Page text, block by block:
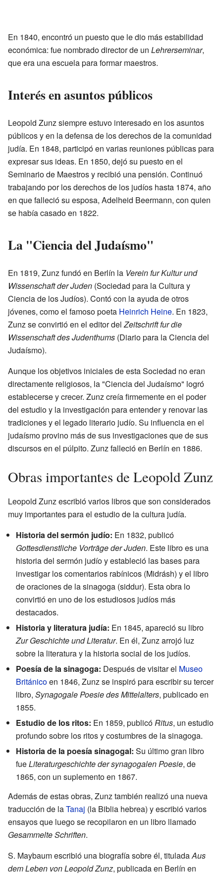
En 1840, encontró un puesto que le dio más estabilidad
económica: fue nombrado director de un Lehrerseminar,
que era una escuela para formar maestros.
Interés en asuntos públicos
Leopold Zunz siempre estuvo interesado en los asuntos
públicos y en la defensa de los derechos de la comunidad
judía. En 1848, participó en varias reuniones públicas para
expresar sus ideas. En 1850, dejó su puesto en el
Seminario de Maestros y recibió una pensión. Continuó
trabajando por los derechos de los judíos hasta 1874, año
en que falleció su esposa, Adelheid Beermann, con quien
se había casado en 1822.
La "Ciencia del Judaísmo"
En 1819, Zunz fundó en Berlín la Verein fur Kultur und
Wissenschaft der Juden (Sociedad para la Cultura y
Ciencia de los Judíos). Contó con la ayuda de otros
jóvenes, como el famoso poeta Heinrich Heine. En 1823,
Zunz se convirtió en el editor delZeitschrift fur die
Wissenschaft des Judenthums (Diario para la Ciencia del
Judaísmo).
Aunque los objetivos iniciales de esta Sociedad no eran
directamente religiosos, la "Ciencia del Judaísmo" logró
establecerse y crecer. Zunz creía firmemente en el poder
del estudio y la investigación para entender y renovar las
tradiciones y el legado literario judío. Su influencia en el
judaísmo provino más de sus investigaciones que de sus
discursos en el púlpito. Zunz falleció en Berlín en 1886.
Obras importantes de Leopold Zunz
Leopold Zunz escribió varios libros que son considerados
muy importantes para el estudio de la cultura judía.
Historia del sermón judío: En 1832, publicó
Gottesdienstliche Vorträge der Juden. Este libro es una
historia del sermón judío y estableció las bases para
investigar los comentarios rabínicos (Midrásh) y el libro
de oraciones de la sinagoga (siddur). Esta obra lo
convirtió en uno de los estudiosos judíos más
destacados.
Historia y literatura judía: En 1845, apareció su libro
Zur Geschichte und Literatur. En él, Zunz arrojó luz
sobre la literatura y la historia social de los judíos.
Poesía de la sinagoga: Después de visitar el Museo
Británicoen 1846, Zunz se inspiró para escribir su tercer
libro, Synagogale Poesie des Mittelalters, publicado en
1855.
Estudio de los ritos: En 1859, publicóRitus, un estudio
profundo sobre los ritos y costumbres de la sinagoga.
Historia de la poesía sinagogal: Su último gran libro
fueLiteraturgeschichte der synagogalen Poesie, de
1865, con un suplemento en 1867.
Además de estas obras, Zunz también realizó una nueva
traducción de laTanaj (la Biblia hebrea) y escribió varios
ensayos que luego se recopilaron en un libro llamado
Gesammelte Schriften.
S. Maybaum escribió una biografía sobre él, tituladaAus
dem Leben von Leopold Zunz, publicada en Berlín en